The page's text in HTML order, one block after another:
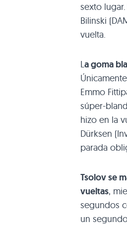
sexto
Bilinski
vuelta.
La goma
Emmo
súper-
hizo en la
Dürksen
parada
Tsolov se
vueltas,
segundos
un